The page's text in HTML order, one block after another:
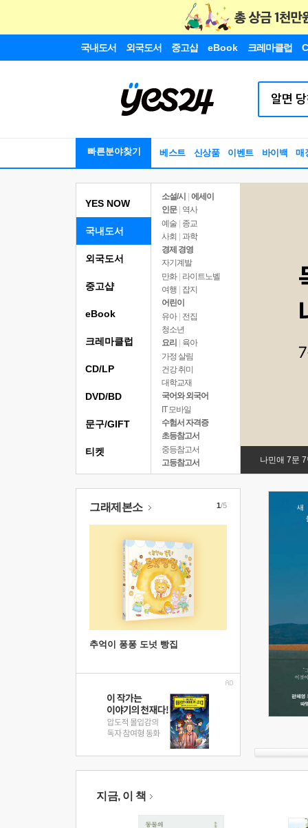
국내도서 외국도서 중고샵 eBook 크레마클럽
빠른분야찾기 베스트 신상품 이벤트 바이백 매
YES NOW
국내도서
소설/시
에세이
인문
역사
예술 | 종교
사회 | 과학
경제 경영
자기계발
만화 | 라이트노벨
여행
잡지
어린이
유아 | 전집
청소년
요리
육아
가정 살림
건강 취미
대학교재
국어와 외국어
IT 모바일
수험서 자격증
초등참고서
중등참고서
고등참고서
나민애 7문
외국도서
중고샵
eBook
크레마클럽
CD/LP
DVD/BD
문구/GIFT
티켓
그래제본소
추억이 퐁퐁 도넛 빵집
1/5
지금, 이 책